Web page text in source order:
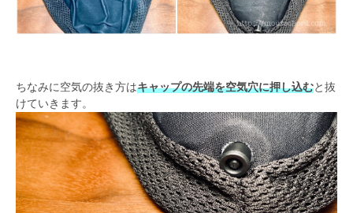
ちなみに空気の抜き方はキャップの先端を空気穴に押し込むと抜
けていきます。